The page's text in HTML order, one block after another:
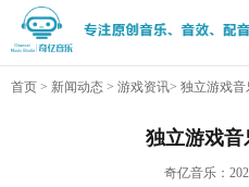
首页 > 新闻动态 > 游戏资讯> 独立游戏
独立游戏
奇亿音乐：